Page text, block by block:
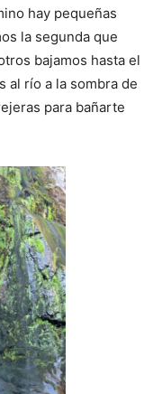
hay pequeñas
la segunda que
bajamos hasta el
al río a la sombra de
para bañarte